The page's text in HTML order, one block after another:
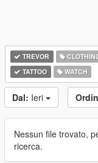
TREVOR
TATTOO
WATCH
Dal: Ieri
Nessun file trovato,
ricerca.